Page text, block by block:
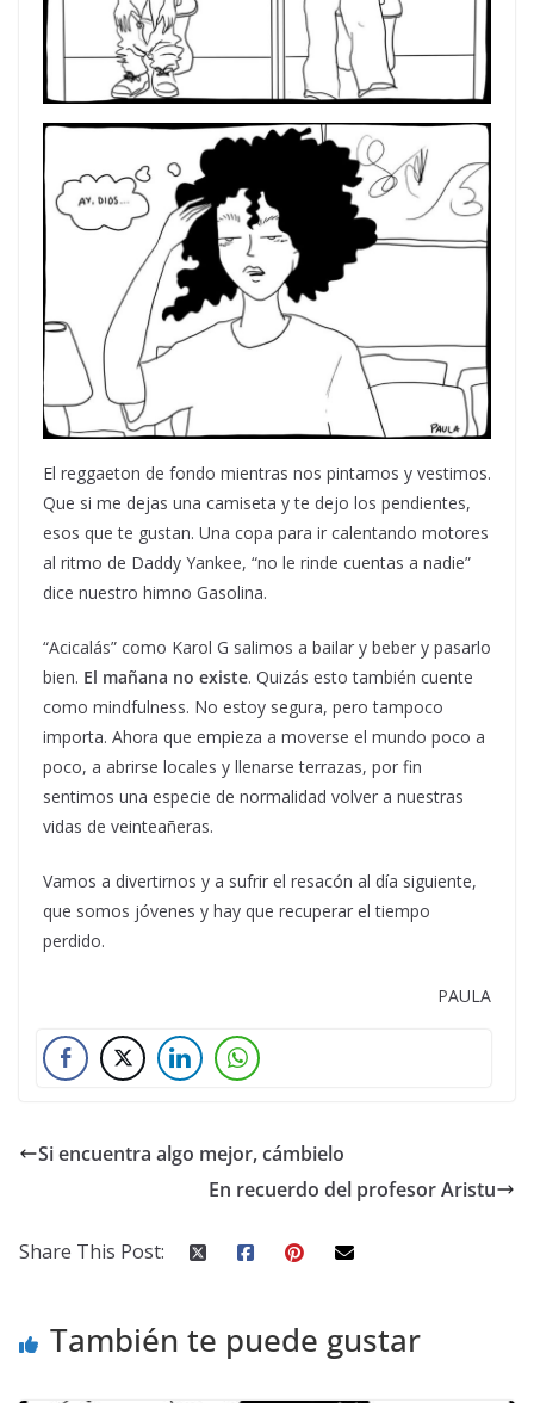
El reggaeton de fondo mientras nos pintamos y vestimos.
Que si me dejas una camiseta y te dejo los pendientes,
esos que te gustan. Una copa para ir calentando motores
al ritmo de Daddy Yankee, “no le rinde cuentas a nadie”
dice nuestro himno Gasolina.
“Acicalás” como Karol G salimos a bailar y beber y pasarlo
bien. El mañana no existe. Quizás esto también cuente
como mindfulness. No estoy segura, pero tampoco
importa. Ahora que empieza a moverse el mundo poco a
poco, a abrirse locales y llenarse terrazas, por fin
sentimos una especie de normalidad volver a nuestras
vidas de veinteañeras.
Vamos a divertirnos y a sufrir el resacón al día siguiente,
que somos jóvenes y hay que recuperar el tiempo
perdido.
PAULA
Si encuentra algo mejor, cámbielo
En recuerdo del profesor Aristu
Share This Post:
También te puede gustar